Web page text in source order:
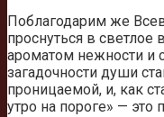
Поблагодарим же
проснуться в светлое
ароматом нежности и
загадочности души
проницаемой, и, как
утро на пороге» — это